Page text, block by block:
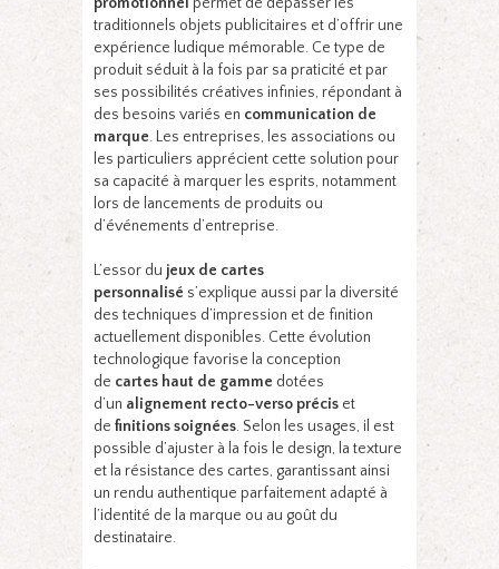
traditionnels objets publicitaires et d’offrir une
expérience ludique mémorable. Ce type de
produit séduit à la fois par sa praticité et par
ses possibilités créatives infinies, répondant à
des besoins variés en communication de
marque. Les entreprises, les associations ou
les particuliers apprécient cette solution pour
sa capacité à marquer les esprits, notamment
lors de lancements de produits ou
d’événements d’entreprise.
L’essor du jeux de cartes
personnalisé s’explique aussi par la diversité
des techniques d’impression et de finition
actuellement disponibles. Cette évolution
technologique favorise la conception
de cartes haut de gamme dotées
d’un alignement recto-verso précis et
de finitions soignées. Selon les usages, il est
possible d’ajuster à la fois le design, la texture
et la résistance des cartes, garantissant ainsi
un rendu authentique parfaitement adapté à
l’identité de la marque ou au goût du
destinataire.